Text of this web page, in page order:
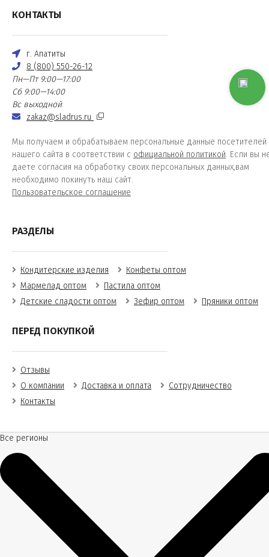
КОНТАКТЫ
г. Апатиты
8 (800) 550-26-12
Пн—Пт 9:00—17:00
Сб 9:00—14:00
Вс выходной
zakaz@sladrus.ru
Мы получаем и обрабатываем персональные данные посетителей
нашего сайта в соответствии с официальной политикой. Если вы
даете согласия на обработку своих персональных данных,вам
необходимо покинуть наш сайт.
Пользовательское соглашение
РАЗДЕЛЫ
Кондитерские изделия
Конфеты оптом
Мармелад оптом
Пастила оптом
Детские сладости оптом
Зефир оптом Пряники оптом
ПЕРЕД ПОКУПКОЙ
Отзывы
О компании
Доставка и оплата
Сотрудничество
Контакты
Все регионы